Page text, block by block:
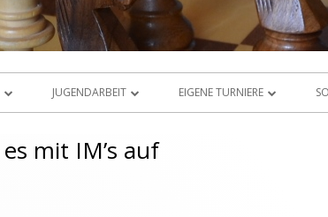
JUGENDARBEIT EIGENE TURNIERE
mit IM’s auf